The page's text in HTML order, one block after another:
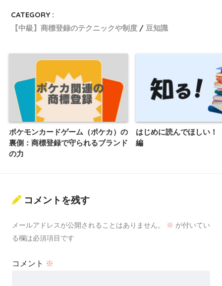
CATEGORY :
【中級】商標登録のテクニックや制度
豆知識
ポケモンカードゲーム（ポケカ）の
裏側：商標登録で守られるブランド
の力
はじめに読んでほしい！
編
コメントを残す
メールアドレスが公開されることはありません。 ※ が付いてい
る欄は必須項目です
コメント ※